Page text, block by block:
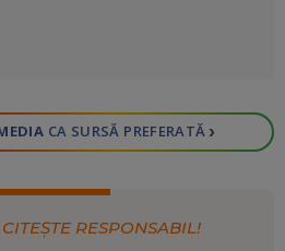
CA SURSĂ PREFERATĂ ›
RESPONSABIL!